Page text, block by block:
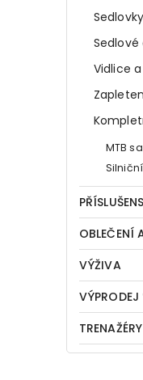
Sedlovky
Vidlice
MTB
OBLEČENÍ
VÝŽIVA
VÝPRODEJ
TRENAŽÉRY